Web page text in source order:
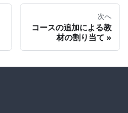
次へ
コースの追加による教
材の割り当て